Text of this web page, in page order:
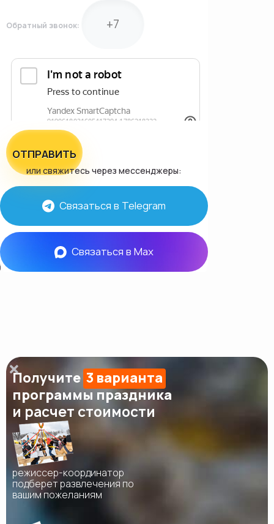
Обратный звонок:
ОТПРАВИТЬ
или свяжитесь через мессенджеры:
Связаться в Telegram
Связаться в Max
Получите 3 варианта
программы праздника
и расчет стоимости
режиссер-координатор
подберет развлечения по
вашим пожеланиям